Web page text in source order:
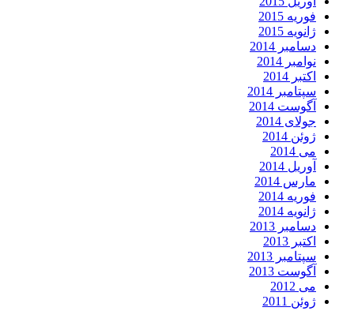
فوریه 2015
ژانویه 2015
دسامبر 2014
نوامبر 2014
اکتبر 2014
سپتامبر 2014
آگوست 2014
جولای 2014
ژوئن 2014
می 2014
آوریل 2014
مارس 2014
فوریه 2014
ژانویه 2014
دسامبر 2013
اکتبر 2013
سپتامبر 2013
آگوست 2013
می 2012
ژوئن 2011